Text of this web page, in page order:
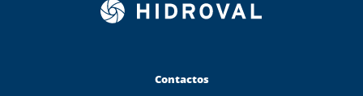
Contactos